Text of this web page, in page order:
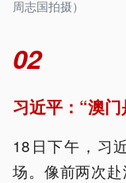
周志国拍摄）
02
习近平：“澳门
18日下午，习
场。像前两次